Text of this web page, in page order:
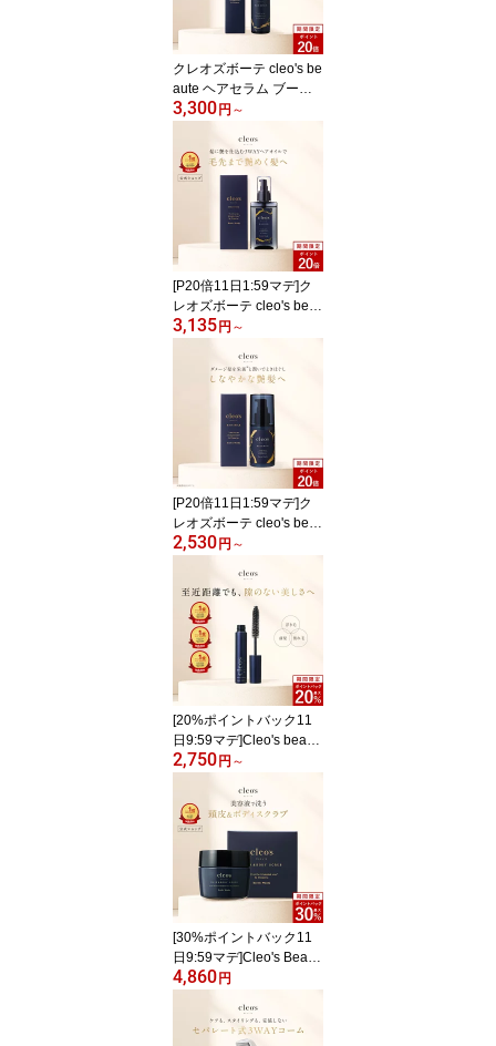
ーチ しっとり ヘアケア
クレオズボーテ cleo's be
aute ヘアセラム ブース
ター ブースターヘアセラ
改善 まとまり ツヤ髪 ク
レオズ ブリーチ ヘマチ
3,300 円 ～
[P20倍11日1:59マデ]ク
レオズボーテ cleo's bea
ute ヘアオイル スタイリ
ヤ 艶髪 ダメージ補修 ク
レオズ シャンプー アミ
ノ酸シャンプー 天然由来
成分配合 深層補修 集中
3,135 円 ～
[P20倍11日1:59マデ]ク
レオズボーテ cleo's bea
ute ヘアミルク ミルク 保
質改善 まとまり ツヤ髪
クレオズ シャンプー ア
ミノ酸シャンプー ブリー
チ 深層補修 集中補修
2,530 円 ～
[20%ポイントバック11
日9:59マデ]Cleo's beaut
e クレオズボーテ アホ毛
スカラ ブラシ スタイリ
ング ヘアスタイリング
スリーキングスティック
スタイリングジェル トリ
ートメント
2,750 円 ～
[30%ポイントバック11
日9:59マデ]Cleo's Beaut
e クレオズボーテ クレオ
ブ 美容液スクラブ ヘア
ケア 頭皮ケア ボディケ
4,860 円